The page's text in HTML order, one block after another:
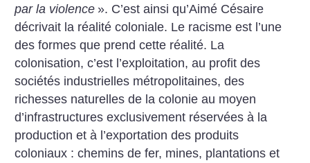
par la violence ». C’est ainsi qu’Aimé Césaire
décrivait la réalité coloniale. Le racisme est l’une
des formes que prend cette réalité. La
colonisation, c’est l’exploitation, au profit des
sociétés industrielles métropolitaines, des
richesses naturelles de la colonie au moyen
d’infrastructures exclusivement réservées à la
production et à l’exportation des produits
coloniaux : chemins de fer, mines, plantations et